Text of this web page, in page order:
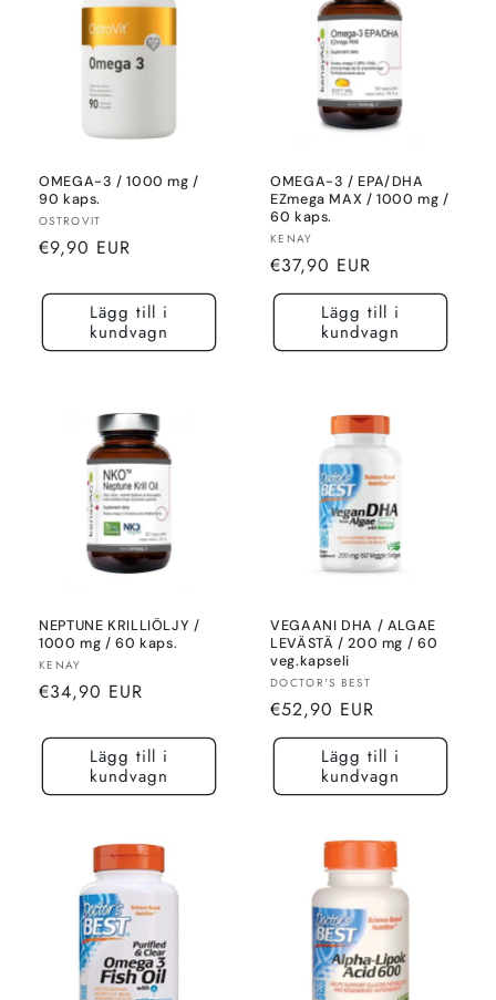
OMEGA-3 / 1000 mg /
90 kaps.
Säljare:
OSTROVIT
Normalt
€9,90 EUR
Lägg till i
kundvagn
OMEGA-3 / EPA/DHA
EZmega MAX / 1000 mg /
60 kaps.
Säljare:
KENAY
Normalt
pris
€37,90 EUR
Lägg till i
kundvagn
NEPTUNE KRILLIÖLJY /
1000 mg / 60 kaps.
Säljare:
KENAY
Normalt
€34,90 EUR
Lägg till i
kundvagn
VEGAANI DHA / ALGAE
LEVÄSTÄ / 200 mg / 60
veg.kapseli
Säljare:
DOCTOR'S BEST
Normalt
pris
€52,90 EUR
Lägg till i
kundvagn